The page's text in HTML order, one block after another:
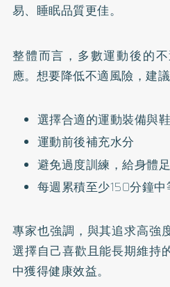
易、睡眠品質更佳。
整體而言，多數運動後的
應。想要降低不適風險，建
選擇合適的運動裝備與
運動前後補充水分
避免過度訓練，給身體
每週累積至少150分鐘
專家也強調，與其追求高強
選擇自己喜歡且能長期維持
中獲得健康效益。